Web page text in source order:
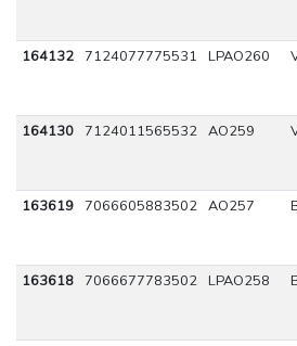
164132 7124077775531 LPAO260
164130 7124011565532 AO259
163619 7066605883502 AO257
163618 7066677783502 LPAO258